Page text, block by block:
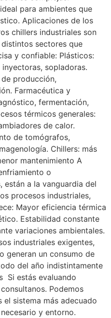
para ambientes que
Aplicaciones de los
chillers industriales son
sectores que
y confiable: Plásticos:
sopladoras.
producción,
Farmacéutica y
fermentación,
térmicos generales:
de calor.
de tomógrafos,
Chillers: más
mantenimiento A
o
están a la vanguardia del
procesos industriales,
Mayor eficiencia térmica
Estabilidad constante
variaciones ambientales.
industriales exigentes,
generan un consumo de
del año indistintamente
Si estás evaluando
Podemos
sistema más adecuado
y entorno.